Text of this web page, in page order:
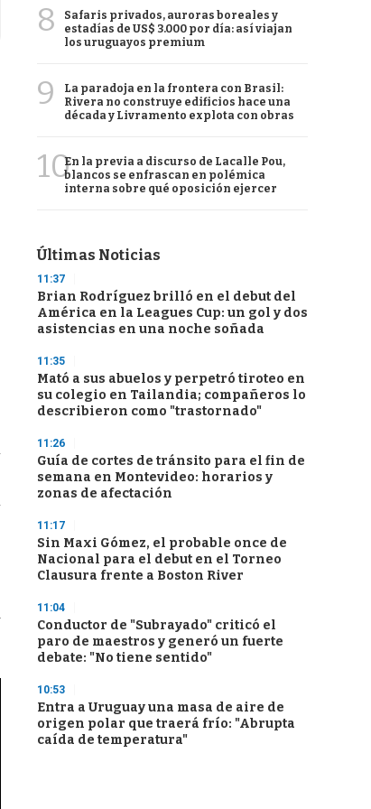
8
Safaris privados, auroras boreales y
estadías de US$ 3.000 por día: así viajan
los uruguayos premium
9
La paradoja en la frontera con Brasil:
Rivera no construye edificios hace una
década y Livramento explota con obras
10En la previa a discurso de Lacalle Pou,
blancos se enfrascan en polémica
interna sobre qué oposición ejercer
Últimas Noticias
11:37
Brian Rodríguez brilló en el debut del
América en la Leagues Cup: un gol y dos
asistencias en una noche soñada
11:35
Mató a sus abuelos y perpetró tiroteo en
su colegio en Tailandia; compañeros lo
describieron como "trastornado"
11:26
Guía de cortes de tránsito para el fin de
semana en Montevideo: horarios y
zonas de afectación
11:17
Sin Maxi Gómez, el probable once de
Nacional para el debut en el Torneo
Clausura frente a Boston River
11:04
Conductor de "Subrayado" criticó el
paro de maestros y generó un fuerte
debate: "No tiene sentido"
10:53
Entra a Uruguay una masa de aire de
origen polar que traerá frío: "Abrupta
caída de temperatura"